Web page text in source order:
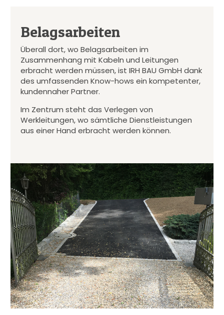
Belagsarbeiten
Überall dort, wo Belagsarbeiten im
Zusammenhang mit Kabeln und Leitungen
erbracht werden müssen, ist IRH BAU GmbH dank
des umfassenden Know-hows ein kompetenter,
kundennaher Partner.
Im Zentrum steht das Verlegen von
Werkleitungen, wo sämtliche Dienstleistungen
aus einer Hand erbracht werden können.